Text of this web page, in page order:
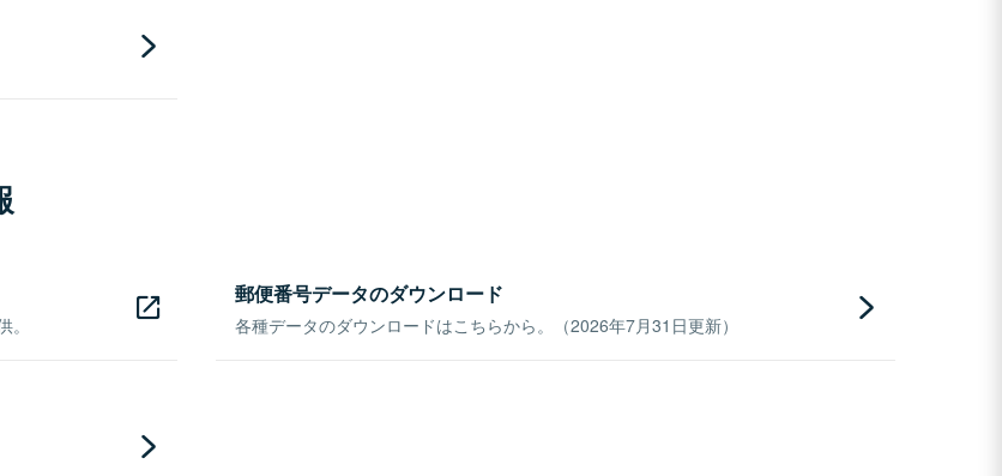
郵便番号データのダウンロード
各種データのダウンロードはこちらから。（2026年7月31日更新）